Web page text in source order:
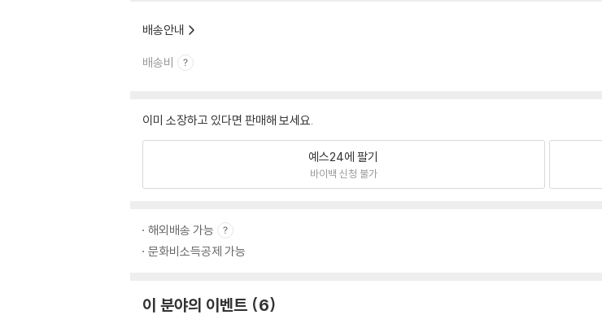
배송안내
배송비
이미 소장하고 있다면 판매해 보세요.
예스24에 팔기
바이백 신청 불가
해외배송 가능
문화비소득공제 가능
이 분야의 이벤트 6